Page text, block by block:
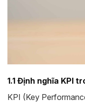
1.1 Định nghĩa KPI
KPI (Key